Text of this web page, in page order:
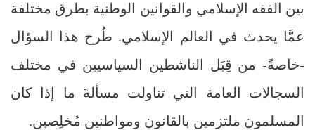
بين الفقه الإسلامي والقوانين الوطنية بطرق مختلفة
عمَّا يحدث في العالم الإسلامي. طُرح هذا السؤال
-خاصةً- من قِبَل الناشطين السياسيين في مختلف
السجالات العامة التي تناولت مسألةَ ما إذا كان
المسلمون ملتزمين بالقانون ومواطنين مُخلِصين.